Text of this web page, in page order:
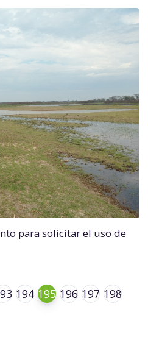
para solicitar el uso de
194 195 196 197 198